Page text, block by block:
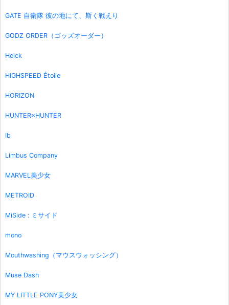
GATE 自衛隊 彼の地にて、斯く戦えり
GODZ ORDER（ゴッズオーダー）
Helck
HIGHSPEED Étoile
HORIZON
HUNTER×HUNTER
Ib
Limbus Company
MARVEL美少女
METROID
MiSide : ミサイド
mono
Mouthwashing（マウスウォッシング）
Muse Dash
MY LITTLE PONY美少女